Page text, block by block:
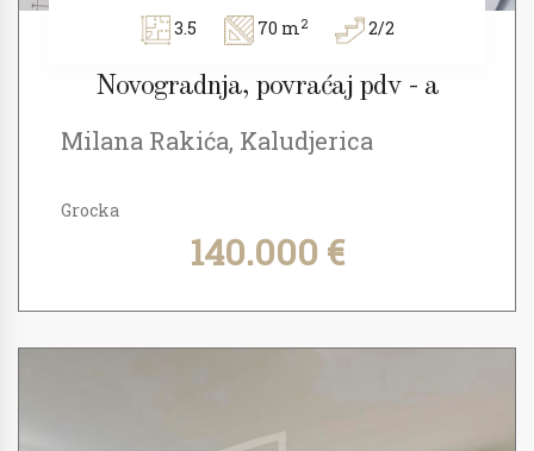
3.5 70 m2 2/2
Novogradnja, povraćaj pdv - a
Milana Rakića, Kaludjerica
Grocka
140.000 €